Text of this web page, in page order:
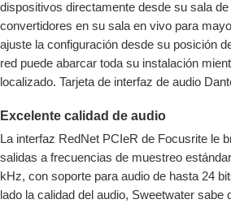
dispositivos directamente desde su sala
convertidores en su sala en vivo para
ajuste la configuración desde su posición
red puede abarcar toda su instalación
localizado. Tarjeta de interfaz de audio
Excelente calidad de audio
La interfaz RedNet PCIeR de Focusrite le
salidas a frecuencias de muestreo
kHz, con soporte para audio de hasta 24
lado la calidad del audio, Sweetwater sabe